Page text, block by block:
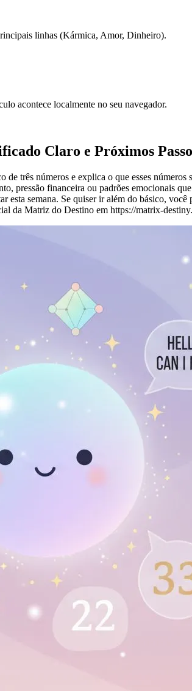
linhas (Kármica, Amor, Dinheiro).
acontece localmente no seu navegador.
Claro e Próximos
três números e explica o que esses
pressão financeira ou padrões emocionais
semana. Se quiser ir além do básico,
da Matriz do Destino em https://matrix-